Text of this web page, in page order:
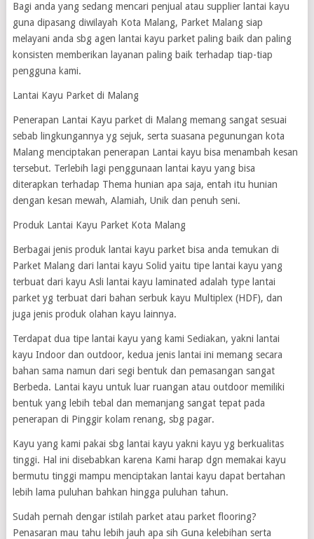
Bagi anda yang sedang mencari penjual atau supplier lantai kayu
guna dipasang diwilayah Kota Malang, Parket Malang siap
melayani anda sbg agen lantai kayu parket paling baik dan paling
konsisten memberikan layanan paling baik terhadap tiap-tiap
pengguna kami.
Lantai Kayu Parket di Malang
Penerapan Lantai Kayu parket di Malang memang sangat sesuai
sebab lingkungannya yg sejuk, serta suasana pegunungan kota
Malang menciptakan penerapan Lantai kayu bisa menambah kesan
tersebut. Terlebih lagi penggunaan lantai kayu yang bisa
diterapkan terhadap Thema hunian apa saja, entah itu hunian
dengan kesan mewah, Alamiah, Unik dan penuh seni.
Produk Lantai Kayu Parket Kota Malang
Berbagai jenis produk lantai kayu parket bisa anda temukan di
Parket Malang dari lantai kayu Solid yaitu tipe lantai kayu yang
terbuat dari kayu Asli lantai kayu laminated adalah type lantai
parket yg terbuat dari bahan serbuk kayu Multiplex (HDF), dan
juga jenis produk olahan kayu lainnya.
Terdapat dua tipe lantai kayu yang kami Sediakan, yakni lantai
kayu Indoor dan outdoor, kedua jenis lantai ini memang secara
bahan sama namun dari segi bentuk dan pemasangan sangat
Berbeda. Lantai kayu untuk luar ruangan atau outdoor memiliki
bentuk yang lebih tebal dan memanjang sangat tepat pada
penerapan di Pinggir kolam renang, sbg pagar.
Kayu yang kami pakai sbg lantai kayu yakni kayu yg berkualitas
tinggi. Hal ini disebabkan karena Kami harap dgn memakai kayu
bermutu tinggi mampu menciptakan lantai kayu dapat bertahan
lebih lama puluhan bahkan hingga puluhan tahun.
Sudah pernah dengar istilah parket atau parket flooring?
Penasaran mau tahu lebih jauh apa sih Guna kelebihan serta